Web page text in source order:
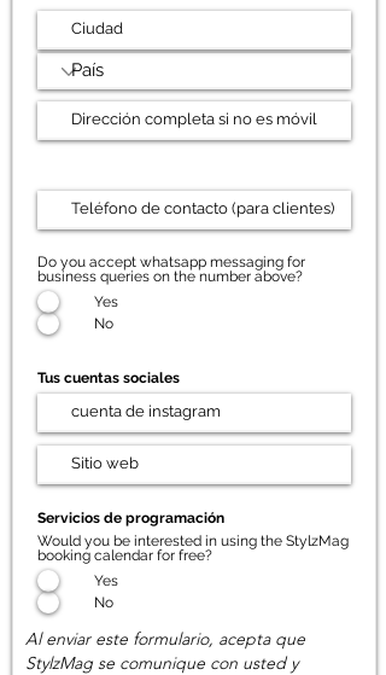
Do you accept whatsapp messaging for
business queries on the number above?
Yes
No
Tus cuentas sociales
Servicios de programación
Would you be interested in using the StylzMag
booking calendar for free?
Yes
No
Al enviar este formulario, acepta que
StylzMag se comunique con usted y